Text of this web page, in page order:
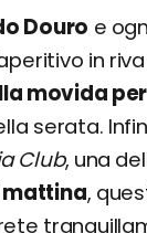
Douro e
in
movida
serata.
Club, una
mattina,